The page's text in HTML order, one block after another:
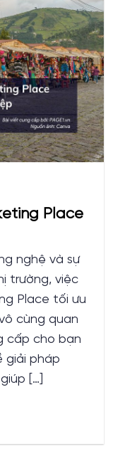
Place
nghệ và sự
trường, việc
Place tối ưu
cùng quan
cấp cho bạn
giải pháp
[…]